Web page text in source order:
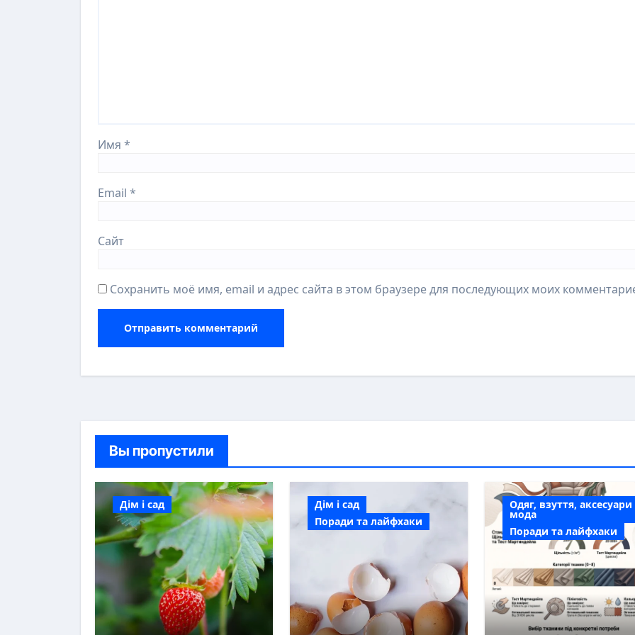
Имя *
Email *
Сайт
Сохранить моё имя, email и адрес сайта в этом браузере для последующих моих
Вы пропустили
Дім і сад
Дім і сад
Поради та лайфхаки
Одяг, взуття, аксесуари
мода
Поради та лайфхаки